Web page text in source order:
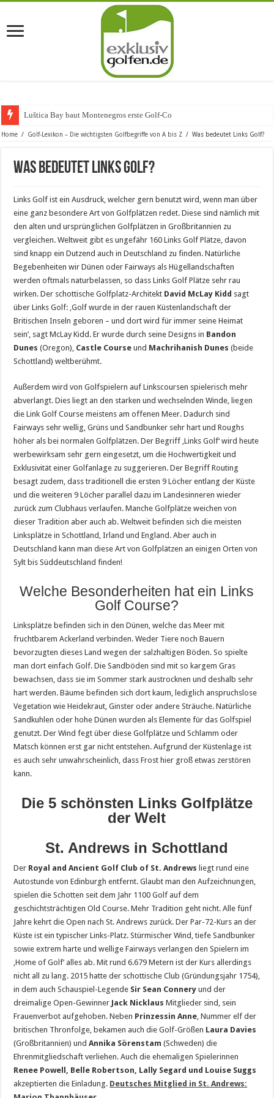
Luštica Bay baut Montenegros erste Golf-Community weiter
Home / Golf-Lexikon – Die wichtigsten Golfbegriffe von A bis Z / Was bedeutet Links Golf?
Was bedeutet Links Golf?
Links Golf ist ein Ausdruck, welcher gern benutzt wird, wenn man über
eine ganz besondere Art von Golfplätzen redet. Diese sind nämlich mit
den alten und ursprünglichen Golfplätzen in Großbritannien zu
vergleichen. Weltweit gibt es ungefähr 160 Links Golf Plätze, davon
sind knapp ein Dutzend auch in Deutschland zu finden. Natürliche
Begebenheiten wir Dünen oder Fairways als Hügellandschaften
werden oftmals naturbelassen, so dass Links Golf Plätze sehr rau
wirken. Der schottische Golfplatz-Architekt David McLay Kidd sagt
über Links Golf: ‚Golf wurde in der rauen Küstenlandschaft der
Britischen Inseln geboren – und dort wird für immer seine Heimat
sein‘, sagt McLay Kidd. Er wurde durch seine Designs in Bandon
Dunes (Oregon), Castle Course und Machrihanish Dunes (beide
Schottland) weltberühmt.
Außerdem wird von Golfspielern auf Linkscoursen spielerisch mehr
abverlangt. Dies liegt an den starken und wechselnden Winde, liegen
die Link Golf Course meistens am offenen Meer. Dadurch sind
Fairways sehr wellig, Grüns und Sandbunker sehr hart und Roughs
höher als bei normalen Golfplätzen. Der Begriff ‚Links Golf‘ wird heute
werbewirksam sehr gern eingesetzt, um die Hochwertigkeit und
Exklusivität einer Golfanlage zu suggerieren. Der Begriff Routing
besagt zudem, dass traditionell die ersten 9 Löcher entlang der Küste
und die weiteren 9 Löcher parallel dazu im Landesinneren wieder
zurück zum Clubhaus verlaufen. Manche Golfplätze weichen von
dieser Tradition aber auch ab. Weltweit befinden sich die meisten
Linksplätze in Schottland, Irland und England. Aber auch in
Deutschland kann man diese Art von Golfplätzen an einigen Orten von
Sylt bis Süddeutschland finden!
Welche Besonderheiten hat ein Links
Golf Course?
Linksplätze befinden sich in den Dünen, welche das Meer mit
fruchtbarem Ackerland verbinden. Weder Tiere noch Bauern
bevorzugten dieses Land wegen der salzhaltigen Böden. So spielte
man dort einfach Golf. Die Sandböden sind mit so kargem Gras
bewachsen, dass sie im Sommer stark austrocknen und deshalb sehr
hart werden. Bäume befinden sich dort kaum, lediglich anspruchslose
Vegetation wie Heidekraut, Ginster oder andere Sträuche. Natürliche
Sandkuhlen oder hohe Dünen wurden als Elemente für das Golfspiel
genutzt. Der Wind fegt über diese Golfplätze und Schlamm oder
Matsch können erst gar nicht entstehen. Aufgrund der Küstenlage ist
es auch sehr unwahrscheinlich, dass Frost hier groß etwas zerstören
kann.
Die 5 schönsten Links Golfplätze
der Welt
St. Andrews in Schottland
Der Royal and Ancient Golf Club of St. Andrews liegt rund eine
Autostunde von Edinburgh entfernt. Glaubt man den Aufzeichnungen,
spielen die Schotten seit dem Jahr 1100 Golf auf dem
geschichtsträchtigen Old Course. Mehr Tradition geht nicht. Alle fünf
Jahre kehrt die Open nach St. Andrews zurück. Der Par-72-Kurs an der
Küste ist ein typischer Links-Platz. Stürmischer Wind, tiefe Sandbunker
sowie extrem harte und wellige Fairways verlangen den Spielern im
‚Home of Golf‘ alles ab. Mit rund 6.679 Metern ist der Kurs allerdings
nicht all zu lang. 2015 hatte der schottische Club (Gründungsjahr 1754),
in dem auch Schauspiel-Legende Sir Sean Connery und der
dreimalige Open-Gewinner Jack Nicklaus Mitglieder sind, sein
Frauenverbot aufgehoben. Neben Prinzessin Anne, Nummer elf der
britischen Thronfolge, bekamen auch die Golf-Größen Laura Davies
(Großbritannien) undAnnika Sörenstam (Schweden) die
Ehrenmitgliedschaft verliehen. Auch die ehemaligen Spielerinnen
Renee Powell, Belle Robertson, Lally Segard und Louise Suggs
akzeptierten die Einladung. Deutsches Mitglied in St. Andrews: